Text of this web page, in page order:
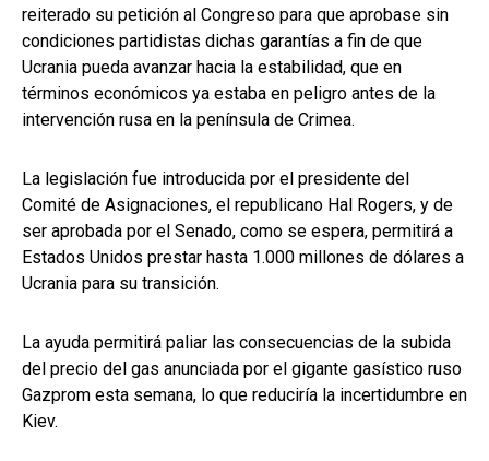
reiterado su petición al Congreso para que aprobase sin
condiciones partidistas dichas garantías a fin de que
Ucrania pueda avanzar hacia la estabilidad, que en
términos económicos ya estaba en peligro antes de la
intervención rusa en la península de Crimea.
La legislación fue introducida por el presidente del
Comité de Asignaciones, el republicano Hal Rogers, y de
ser aprobada por el Senado, como se espera, permitirá a
Estados Unidos prestar hasta 1.000 millones de dólares a
Ucrania para su transición.
La ayuda permitirá paliar las consecuencias de la subida
del precio del gas anunciada por el gigante gasístico ruso
Gazprom esta semana, lo que reduciría la incertidumbre en
Kiev.